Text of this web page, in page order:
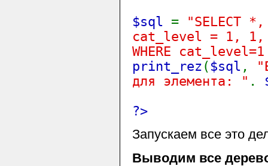
$sql =
"SELECT
cat_level = 1, 1,
WHERE
print_rez ( $sql ,
для элемента: " .
?>
Запускаем все это
Выводим все